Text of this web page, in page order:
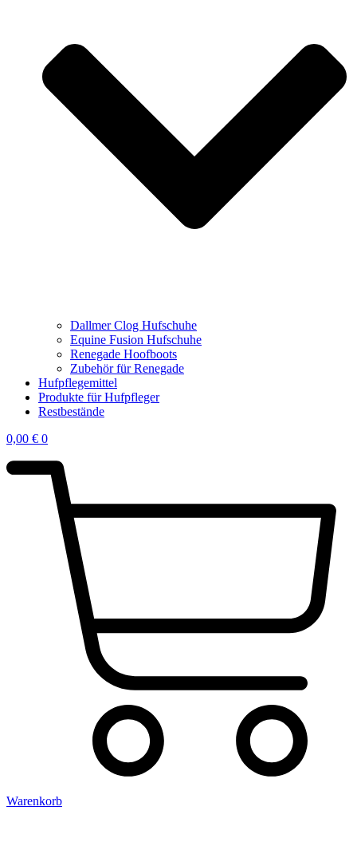
Dallmer Clog Hufschuhe
Equine Fusion Hufschuhe
Renegade Hoofboots
Zubehör für Renegade
Hufpflegemittel
Produkte für Hufpfleger
Restbestände
0,00 € 0
Warenkorb